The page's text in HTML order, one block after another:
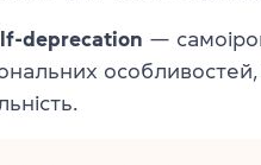
deprecation —